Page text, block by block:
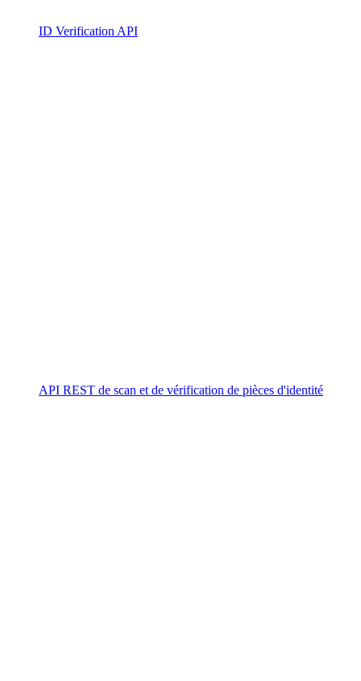
ID Verification API
API REST de scan et de vérification de pièces d'identité